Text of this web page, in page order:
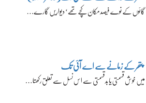
گائوں کے نوے فیصد مکان کچے تھے‘ دیواریں گارے…
پتھر کے زمانے سے اے آئی تک
میں خوش قسمتی یا بدقسمتی سے اس نسل سے تعلق رکھتا…